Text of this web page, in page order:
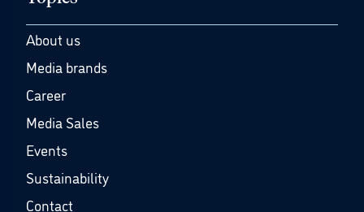
About us
Media brands
Career
Media Sales
Events
Sustainability
Contact